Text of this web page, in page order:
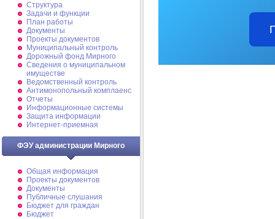
Структура
Задачи и функции
План работы
Документы
Проекты документов
Муниципальный контроль
Дорожный фонд Мирного
Cведения о муниципальном
имуществе
Ведомственный контроль
Антимонопольный комплаенс
Отчеты
Информационные системы
Защита информации
Интернет-приемная
ФЭУ администрации Мирного
Общая информация
Проекты документов
Документы
Публичные слушания
Бюджет для граждан
Бюджет